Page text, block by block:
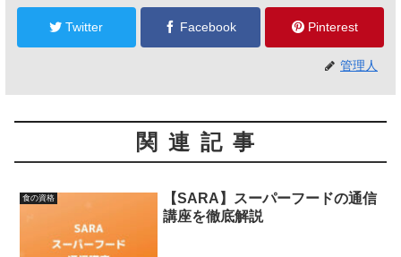
Twitter Facebook Pinterest
管理人
関連記事
食の資格
【SARA】スーパーフードの通信
講座を徹底解説